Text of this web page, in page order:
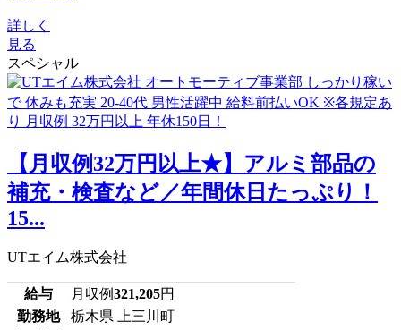
詳しく
見る
スペシャル
【月収例32万円以上★】アルミ部品の
補充・検査など／年間休日たっぷり！
15...
UTエイム株式会社
給与 月収例321,205円
勤務地
栃木県 上三川町